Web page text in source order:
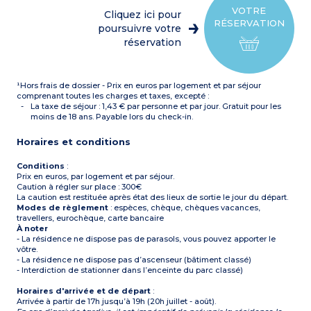
Salle de bain ou de douche
VOTRE
RÉSERVATION
Cliquez ici pour
poursuivre votre
réservation
¹Hors frais de dossier - Prix en euros par logement et par séjour
comprenant toutes les charges et taxes, excepté :
La taxe de séjour : 1,43 € par personne et par jour. Gratuit pour les
moins de 18 ans. Payable lors du check-in.
Horaires et conditions
Conditions :
Prix en euros, par logement et par séjour.
Caution à régler sur place : 300€
La caution est restituée après état des lieux de sortie le jour du départ.
Modes de règlement : espèces, chèque, chèques vacances,
travellers, eurochèque, carte bancaire
À noter
- La résidence ne dispose pas de parasols, vous pouvez apporter le
vôtre.
- La résidence ne dispose pas d’ascenseur (bâtiment classé)
- Interdiction de stationner dans l’enceinte du parc classé)
Horaires d'arrivée et de départ :
Arrivée à partir de 17h jusqu’à 19h (20h juillet - août).